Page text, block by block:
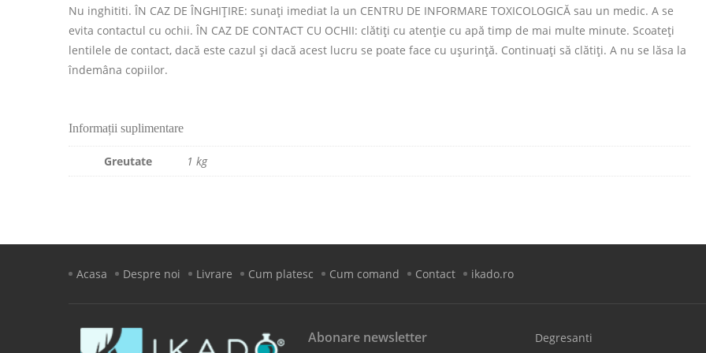
Nu inghititi. ÎN CAZ DE ÎNGHIŢIRE: sunaţi imediat la un CENTRU DE INFORMARE TOXICOLOGICĂ sau un medic. A se
evita contactul cu ochii. ÎN CAZ DE CONTACT CU OCHII: clătiţi cu atenţie cu apă timp de mai multe minute. Scoateţi
lentilele de contact, dacă este cazul şi dacă acest lucru se poate face cu uşurinţă. Continuaţi să clătiţi. A nu se lăsa la
îndemâna copiilor.
Informații suplimentare
Greutate 1 kg
Acasa Despre noi Livrare Cum platesc Cum comand Contact ikado.ro
Abonare newsletter Degresanti